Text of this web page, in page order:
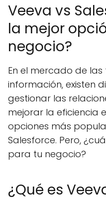
Veeva vs
la mejor
negocio?
En el mercado de
información, existen
gestionar las
mejorar la eficiencia
opciones más
Salesforce. Pero,
para tu negocio?
¿Qué es